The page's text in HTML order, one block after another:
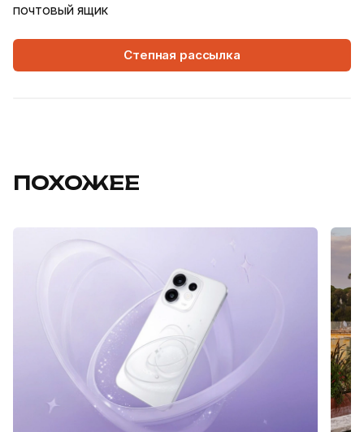
почтовый ящик
Степная рассылка
ПОХОЖЕЕ